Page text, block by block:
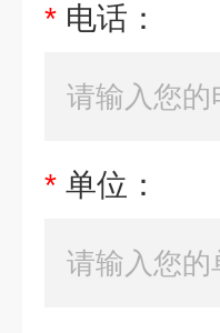
* 电话：
* 单位：